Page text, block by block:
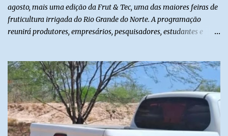
agosto, mais uma edição da Frut & Tec, uma das maiores feiras de
fruticultura irrigada do Rio Grande do Norte. A programação
reunirá produtores, empresários, pesquisadores, estudantes e
instituições e tecnologias voltadas ao setor. Além das atividades
técnicas, a feira contará com programação cultural. No dia 20 de
agosto, o público poderá prestigiar o show de humor com Mução,
seguido de apresentação musical de Vê Barreto. A Frut & Tec
reforça a importância do Distrito de Irrigação do Baixo Açu como
referência na fruticultura irrigada, promovendo conhecimento,